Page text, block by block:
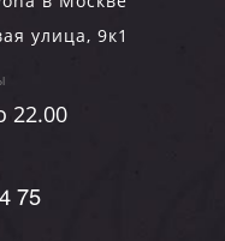
улица, 9к1
22.00
75